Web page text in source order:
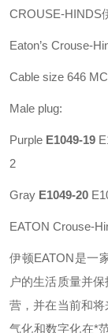
CROUSE-HINDS
Eaton’s Crouse-
Cable size 646
Male plug:
Purple E1049-19
2
Gray E1049-20
EATON Crouse-
伊顿EATON是一
户的生活质量并
营，并在当前和
气化和数字化在*